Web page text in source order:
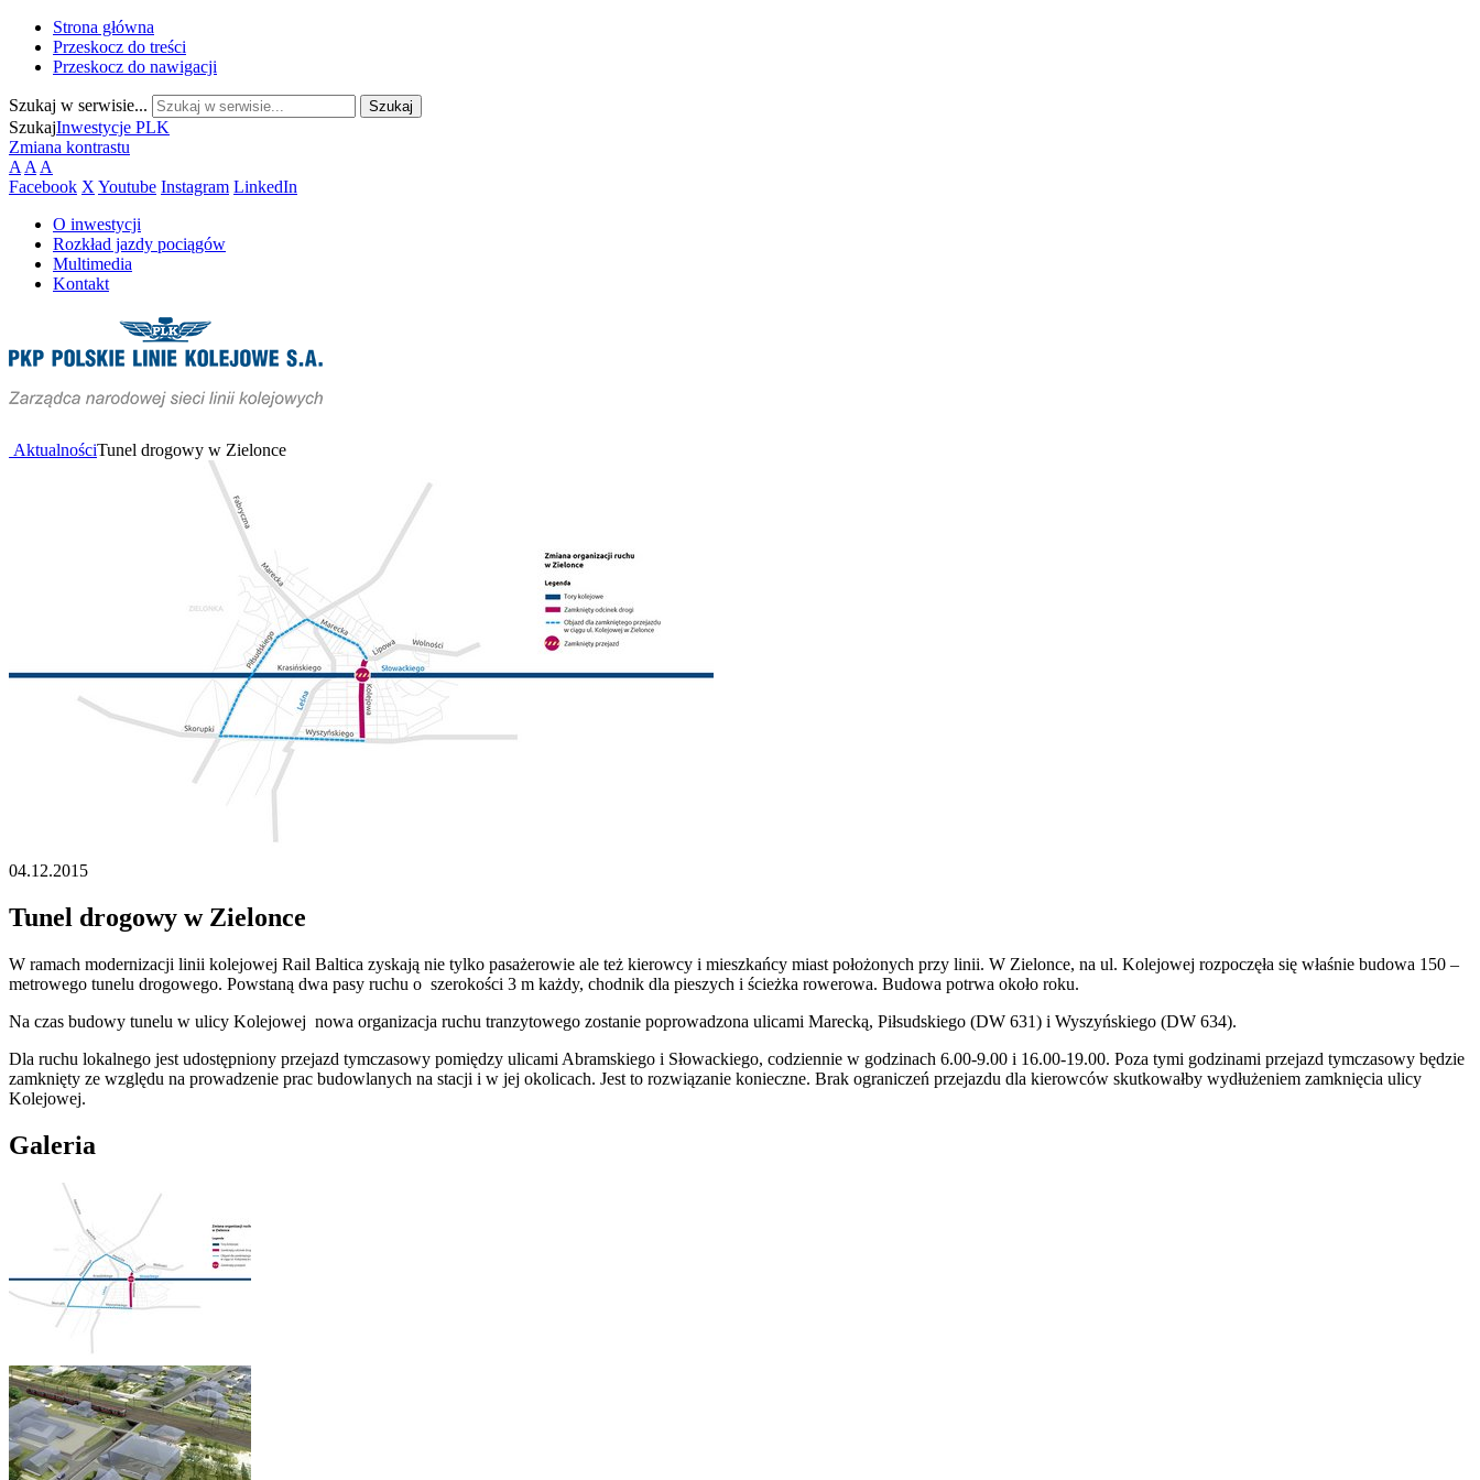
Strona główna
Przeskocz do treści
Przeskocz do nawigacji
Szukaj w serwisie...
SzukajInwestycje PLK
Zmiana kontrastu
A A A
Facebook X Youtube Instagram LinkedIn
O inwestycji
Rozkład jazdy pociągów
Multimedia
Kontakt
AktualnościTunel drogowy w Zielonce
04.12.2015
Tunel drogowy w Zielonce
W ramach modernizacji linii kolejowej Rail Baltica zyskają nie tylko pasażerowie ale też kierowcy i mieszkańcy miast położonych przy linii. W Zielonce, na ul. Kolejowej rozpoczęła się właśnie budowa 150 –
metrowego tunelu drogowego. Powstaną dwa pasy ruchu o szerokości 3 m każdy, chodnik dla pieszych i ścieżka rowerowa. Budowa potrwa około roku.
Na czas budowy tunelu w ulicy Kolejowej nowa organizacja ruchu tranzytowego zostanie poprowadzona ulicami Marecką, Piłsudskiego (DW 631) i Wyszyńskiego (DW 634).
Dla ruchu lokalnego jest udostępniony przejazd tymczasowy pomiędzy ulicami Abramskiego i Słowackiego, codziennie w godzinach 6.00-9.00 i 16.00-19.00. Poza tymi godzinami przejazd tymczasowy będzie
zamknięty ze względu na prowadzenie prac budowlanych na stacji i w jej okolicach. Jest to rozwiązanie konieczne. Brak ograniczeń przejazdu dla kierowców skutkowałby wydłużeniem zamknięcia ulicy
Kolejowej.
Galeria